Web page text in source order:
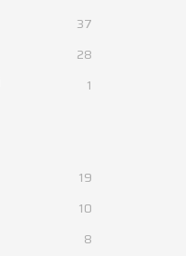
37
28
1
19
10
8